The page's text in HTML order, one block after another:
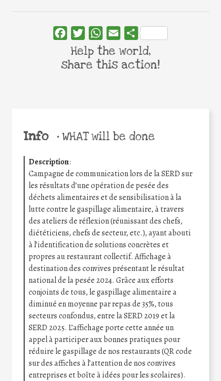
Info •WHAT will be done
Description:
Campagne de communication lors de la SERD sur
les résultats d’une opération de pesée des
déchets alimentaires et de sensibilisation à la
lutte contre le gaspillage alimentaire, à travers
des ateliers de réflexion (réunissant des chefs,
diététiciens, chefs de secteur, etc.), ayant abouti
à l’identification de solutions concrètes et
propres au restaurant collectif. Affichage à
destination des convives présentant le résultat
national de la pesée 2024. Grâce aux efforts
conjoints de tous, le gaspillage alimentaire a
diminué en moyenne par repas de 35%, tous
secteurs confondus, entre la SERD 2019 et la
SERD 2025. L’affichage porte cette année un
appel à participer aux bonnes pratiques pour
réduire le gaspillage de nos restaurants (QR code
sur des affiches à l’attention de nos convives
entreprises et boîte à idées pour les scolaires).
FacebookTwitterWhatsApp
Email Share
Help the world,
share this action!